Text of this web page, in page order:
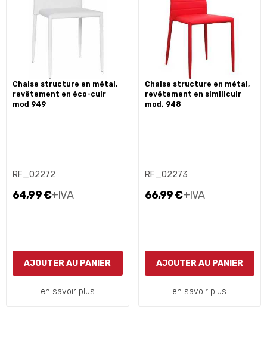
chaise structure en métal,
revêtement en éco-cuir
mod 949
RF_02272
64,99 €+IVA
AJOUTER AU PANIER
en savoir plus
chaise structure en métal,
revêtement en similicuir
mod. 948
RF_02273
66,99 €+IVA
AJOUTER AU PANIER
en savoir plus